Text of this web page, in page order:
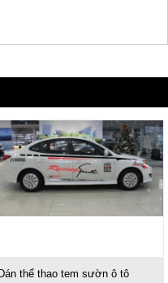
thể thao tem sườn ô tô